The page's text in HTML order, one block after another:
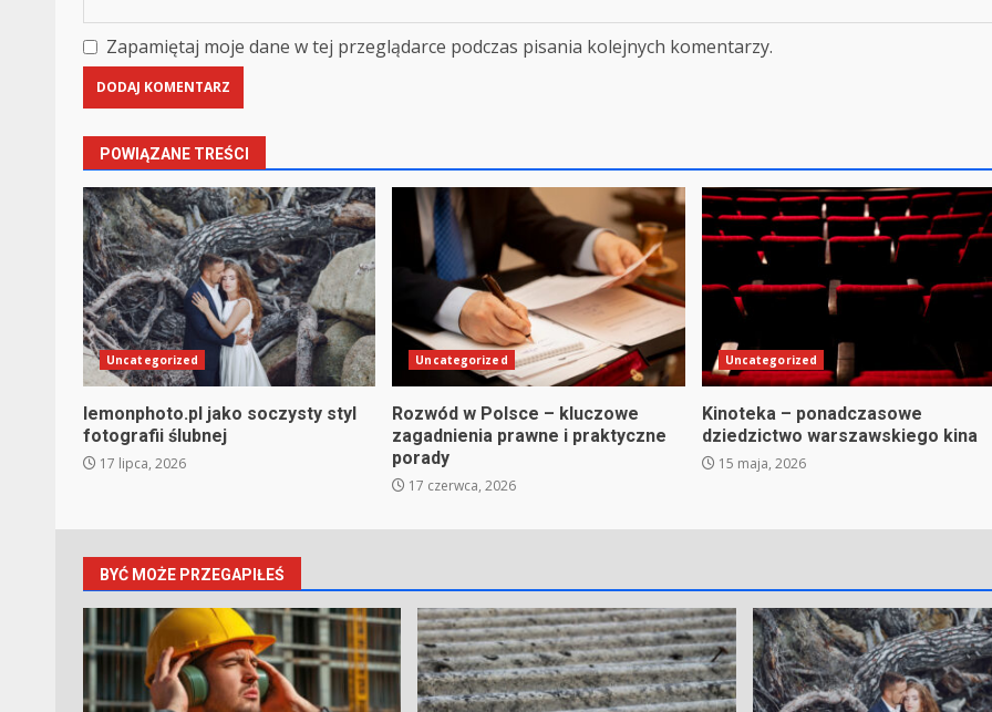
Zapamiętaj moje dane w tej przeglądarce podczas pisania kolejnych komentarzy.
POWIĄZANE TREŚCI
Uncategorized
lemonphoto.pl jako soczysty styl
fotografii ślubnej
17 lipca, 2026
Uncategorized
Rozwód w Polsce – kluczowe
zagadnienia prawne i praktyczne
porady
17 czerwca, 2026
Uncategorized
Kinoteka – ponadczasowe
dziedzictwo warszawskiego kina
15 maja, 2026
BYĆ MOŻE PRZEGAPIŁEŚ